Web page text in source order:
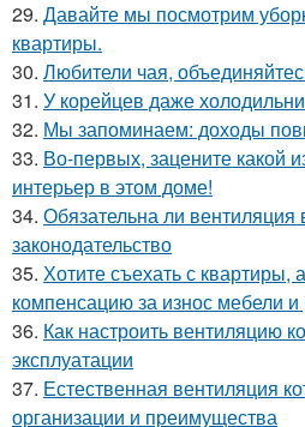
29. Давайте мы посмотрим
квартиры.
30. Любители чая,
31. У корейцев даже
32. Мы запоминаем: доходы
33. Во-первых, зацените какой
интерьер в этом доме!
34. Обязательна ли вентиляция
законодательство
35. Хотите съехать с квартиры,
компенсацию за износ мебели
36. Как настроить вентиляцию
эксплуатации
37. Естественная вентиляция
организации и преимущества